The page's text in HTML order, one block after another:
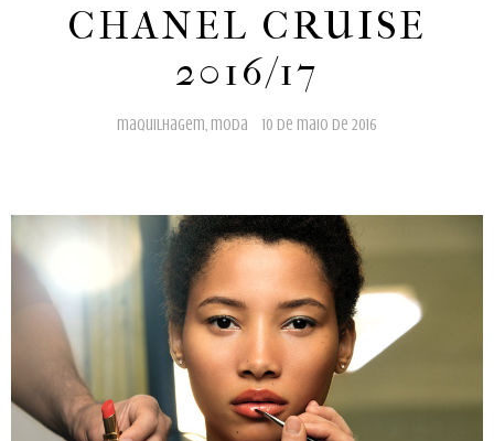
CHANEL CRUISE
2016/17
maquilhagem, moda 10 de maio de 2016